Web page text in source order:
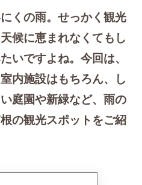
くの雨。せっかく観光
候に恵まれなくてもし
いですよね。今回は、
内施設はもちろん、し
庭園や新緑など、雨の
の観光スポットをご紹